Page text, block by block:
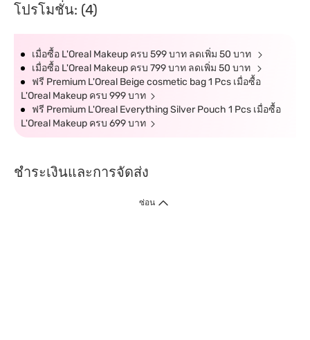
โปรโมชั่น: (4)
เมื่อซื้อ L'Oreal Makeup ครบ 599 บาท ลดเพิ่ม 50 บาท
เมื่อซื้อ L'Oreal Makeup ครบ 799 บาท ลดเพิ่ม 50 บาท
ฟรี Premium L'Oreal Beige cosmetic bag 1 Pcs เมื่อซื้อ
L'Oreal Makeup ครบ 999 บาท
ฟรี Premium L'Oreal Everything Silver Pouch 1 Pcs เมื่อซื้อ
L'Oreal Makeup ครบ 699 บาท
ชำระเงินและการจัดส่ง
ซ่อน